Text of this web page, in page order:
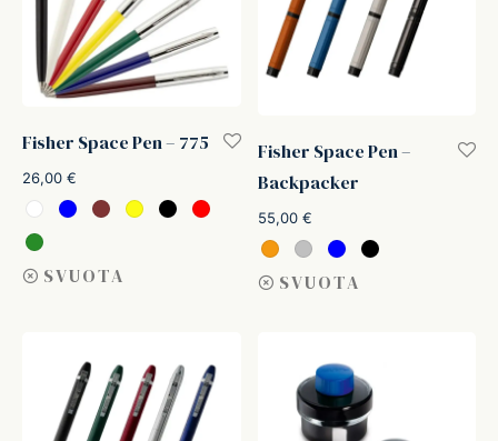
Fisher Space Pen – 775
26,00 €
SVUOTA
Fisher Space Pen –
Backpacker
55,00 €
SVUOTA